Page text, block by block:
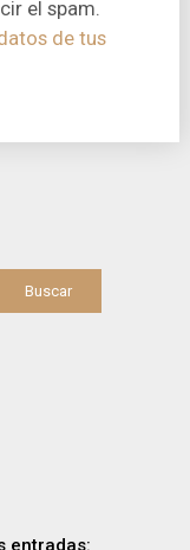
el spam.
de tus
entradas: